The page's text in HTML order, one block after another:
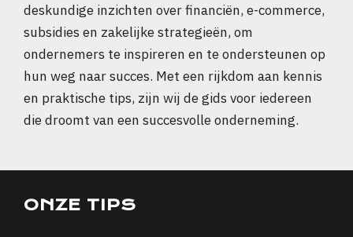
deskundige inzichten over financiën, e-commerce,
subsidies en zakelijke strategieën, om
ondernemers te inspireren en te ondersteunen op
hun weg naar succes. Met een rijkdom aan kennis
en praktische tips, zijn wij de gids voor iedereen
die droomt van een succesvolle onderneming.
ONZE TIPS